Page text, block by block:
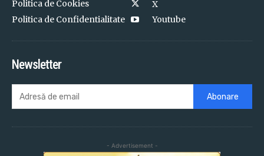
Politica de Cookies
Politica de Confidentialitate
X
Youtube
Newsletter
Abonare
- Advertisement -